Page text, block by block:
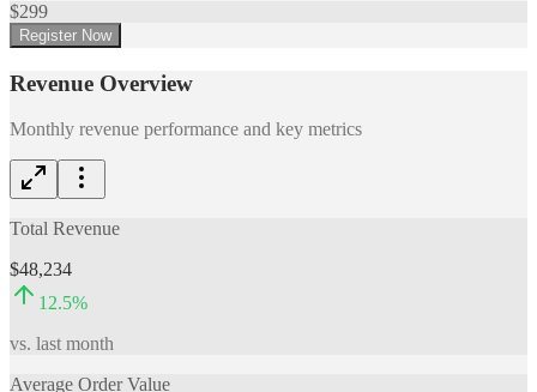
$299
Register Now
Revenue Overview
Monthly revenue performance and key metrics
Total Revenue
$48,234
12.5%
vs. last month
Average Order Value